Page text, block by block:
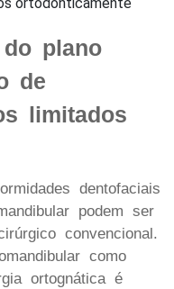
plano
de
limitados
dentofaciais
podem ser
convencional.
como
ortognática é